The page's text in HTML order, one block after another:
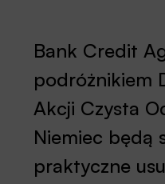
Bank Credit
podróżnikiem
Akcji Czysta
Niemiec będą
praktyczne